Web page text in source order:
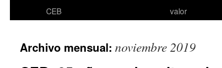
CEB
valor
Archivo mensual: noviembre 2019